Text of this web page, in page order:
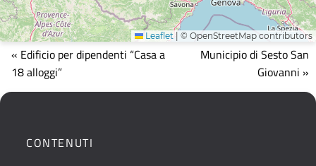
Leaflet | © OpenStreetMap contributors
Mappa
che
la
geografica
« Edificio per dipendenti “Casa a
18 alloggi”
Municipio di Sesto San
Giovanni »
CONTENUTI